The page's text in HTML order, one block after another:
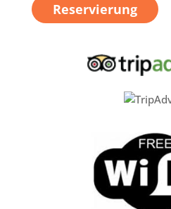
Reservierung